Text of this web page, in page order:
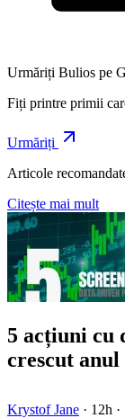
Urmăriți Bulios pe
Fiți printre primii
Urmăriți
Articole
Citește mai mult
5 acțiuni cu
crescut anul
Krystof Jane · 12h ·